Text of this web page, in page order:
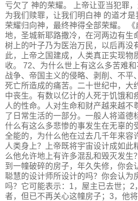
亏欠了 神的荣耀。 上帝让亚当犯罪
为我们赎罪，让我们明白神 的道才
荣耀归向神，最终神得全部荣耀。
地，圣城新耶路撒冷，在河两边有生
树上的叶子乃为医治万民，以后再没
此，上帝之国建成，人类真正实现物
收。 72、为什么世上有这么多苦难
战争、帝国主义的侵略、剥削、不平
死亡所造成的痛苦。二十世纪中，大
中丧生。有数以亿计的人死于饥饿和
人的性命。人对生命和财产越来越不
了日常生活的一部分。一般人将道德
什么有这么多悲惨的事发生在无辜的
全能的，为什么他在过去几千年来容
人类身上？上帝既将宇宙设计成如此
么他允许地上有许多混乱和毁灭发生
到一幢破碎的房子，年久失修，你会
聪慧的设计师所设计的吗？你会认为
吗？它可能表示：1，屋主已去世；2
者，但已不再关心这幢房子；3，他